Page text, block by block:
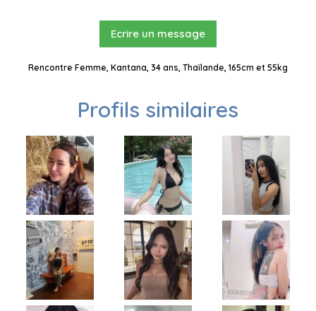
Ecrire un message
Rencontre Femme, Kantana, 34 ans, Thaïlande, 165cm et 55kg
Profils similaires